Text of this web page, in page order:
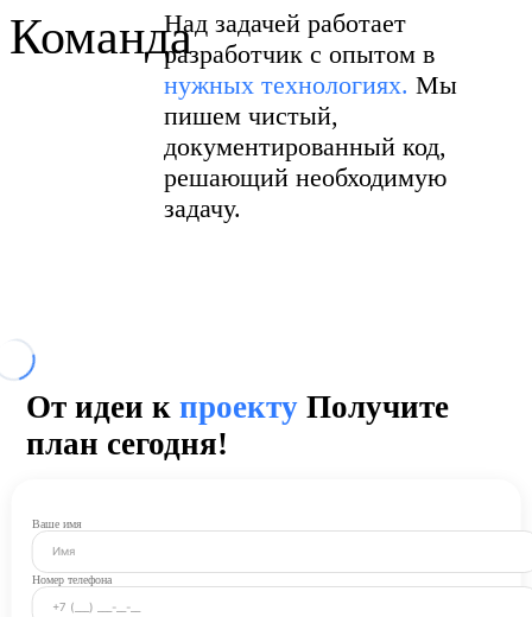
КомандаНад задачей работает
разработчик с опытом в
нужных технологиях. Мы
пишем чистый,
документированный код,
решающий необходимую
задачу.
От идеи кпроекту Получите
план сегодня!
Ваше имя
Номер телефона